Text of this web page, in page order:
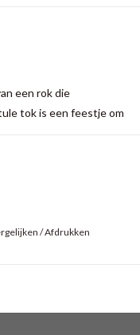
een rok die
tok is een feestje om
stiksels en de tule
dit is zacht voor je
/Afdrukken